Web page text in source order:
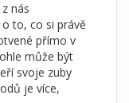
nás
to, co si právě
přímo v
může být
svoje zuby
je více,